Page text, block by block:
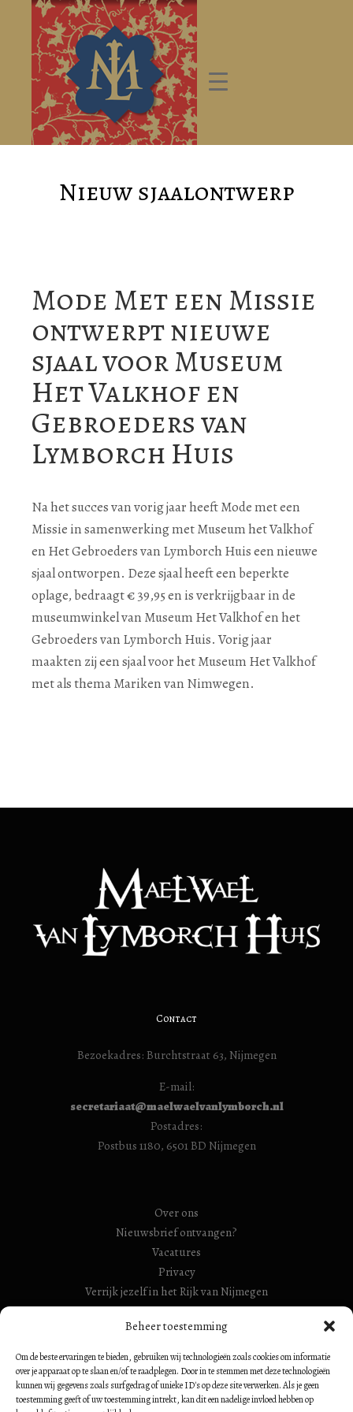
Beheer toestemming
Om de beste ervaringen te bieden, gebruiken wij technologieën zoals cookies om informatie
over je apparaat op te slaan en/of te raadplegen. Door in te stemmen met deze technologieën
kunnen wij gegevens zoals surfgedrag of unieke ID's op deze site verwerken. Als je geen
toestemming geeft of uw toestemming intrekt, kan dit een nadelige invloed hebben op
Nieuw sjaalontwerp
Mode Met een Missie
ontwerpt nieuwe
sjaal voor Museum
Het Valkhof en
Gebroeders van
Lymborch Huis
Na het succes van vorig jaar heeft Mode met een
Missie in samenwerking met Museum het Valkhof
en Het Gebroeders van Lymborch Huis een nieuwe
sjaal ontworpen. Deze sjaal heeft een beperkte
oplage, bedraagt € 39,95 en is verkrijgbaar in de
museumwinkel van Museum Het Valkhof en het
Gebroeders van Lymborch Huis. Vorig jaar
maakten zij een sjaal voor het Museum Het Valkhof
met als thema Mariken van Nimwegen.
Contact
Bezoekadres: Burchtstraat 63, Nijmegen
E-mail:
secretariaat@maelwaelvanlymborch.nl
Postadres:
Postbus 1180, 6501 BD Nijmegen
Over ons
Nieuwsbrief ontvangen?
Vacatures
Privacy
Verrijk jezelf in het Rijk van Nijmegen
RSIN Gebroeders Van Limburg Huis (ook: Maelwael van
RSIN Stiching Maelwael Van Lymborch: 813106680